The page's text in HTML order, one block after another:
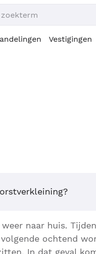
Vestigingen
naar huis.
ochtend
In dat geval